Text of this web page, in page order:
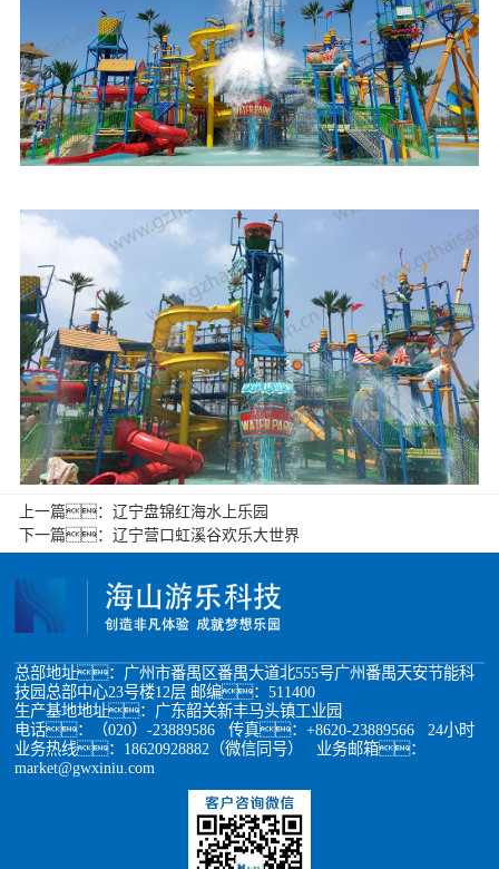
上一篇： 辽宁盘锦红海水上乐园
下一篇： 辽宁营口虹溪谷欢乐大世界
总部地址：广州市番禺区番禺大道北555号广州番禺天安节能科
技园总部中心23号楼12层 邮编：511400
生产基地地址：广东韶关新丰马头镇工业园
电话：（020）-23889586 传真：+8620-23889566 24小时
业务热线：18620928882（微信同号） 业务邮箱：
market@gwxiniu.com